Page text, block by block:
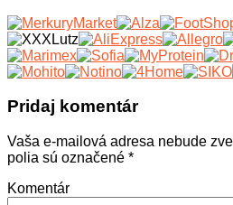
Pridaj komentár
Vaša e-mailová adresa nebude
polia sú označené *
Komentár